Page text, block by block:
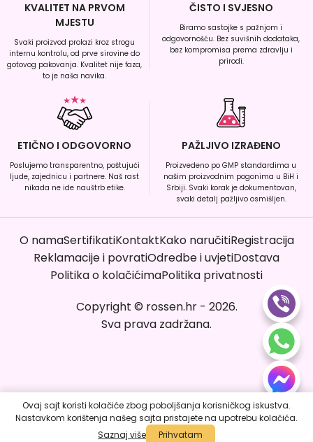
Poruči sada
KVALITET NA PRVOM
MJESTU
Svaki proizvod prolazi kroz strogu
internu kontrolu, od prve sirovine do
gotovog pakovanja. Kvalitet nije faza,
to je naša navika.
ČISTO I SVJESNO
Biramo sastojke s pažnjom i
odgovornošću. Bez suvišnih dodataka,
bez kompromisa prema zdravlju i
prirodi.
ETIČNO I ODGOVORNO
Poslujemo transparentno, poštujući
ljude, zajednicu i partnere. Naš rast
nikada ne ide nauštrb etike.
PAŽLJIVO IZRAĐENO
Proizvedeno po GMP standardima u
našim proizvodnim pogonima u BiH i
Srbiji. Svaki korak je dokumentovan,
svaki detalj pažljivo osmišljen.
O namaSertifikatiKontaktKako naručitiRegistracija
Reklamacije i povratiOdredbe i uvjetiDostava
Politika o kolačićimaPolitika privatnosti
Copyright © rossen.hr- 2026.
Sva prava zadržana.
Ovaj sajt koristi kolačiće zbog poboljšanja korisničkog iskustva.
Nastavkom korištenja našeg sajta pristajete na upotrebu kolačića.
Saznaj više
Prihvatam